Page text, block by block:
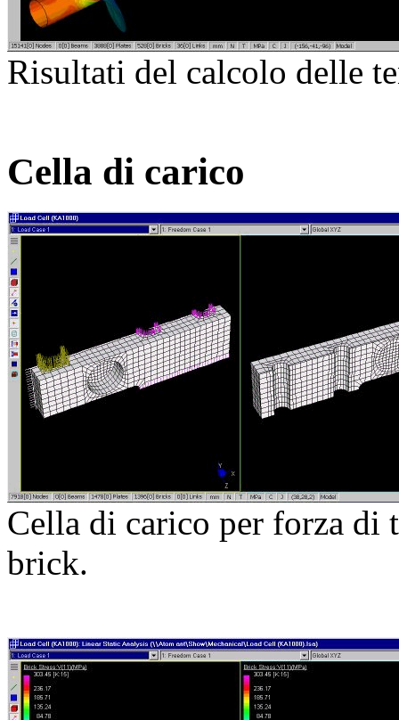
Risultati del calcolo delle
Cella di carico
Cella di carico per forza di
brick.